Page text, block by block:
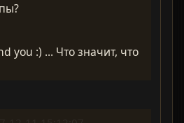
you :) ... Что значит, что